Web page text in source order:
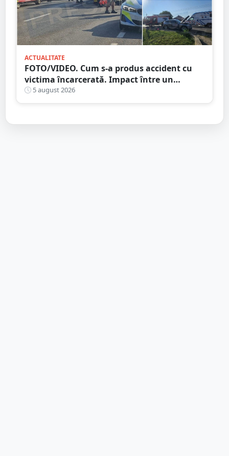
ACTUALITATE
FOTO/VIDEO. Cum s-a produs accident cu
victima încarcerată. Impact între un
camion și o mașină, pe DN19
5 august 2026